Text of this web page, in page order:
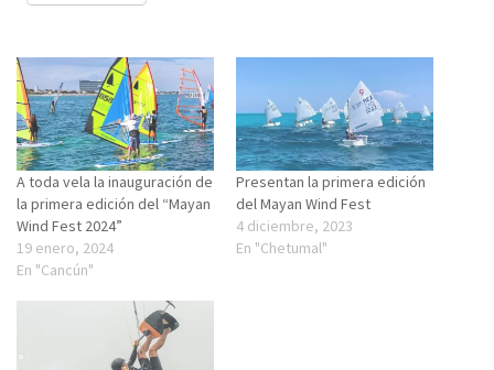
A toda vela la inauguración de
la primera edición del “Mayan
Wind Fest 2024”
19 enero, 2024
En "Cancún"
Presentan la primera edición
del Mayan Wind Fest
4 diciembre, 2023
En "Chetumal"